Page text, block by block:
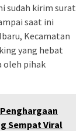
sudah kirim surat
saat ini
Kecamatan
yang hebat
oleh pihak
Sempat Viral